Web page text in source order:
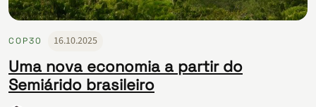
COP30 16.10.2025
Uma nova economia a partir do
Semiárido brasileiro